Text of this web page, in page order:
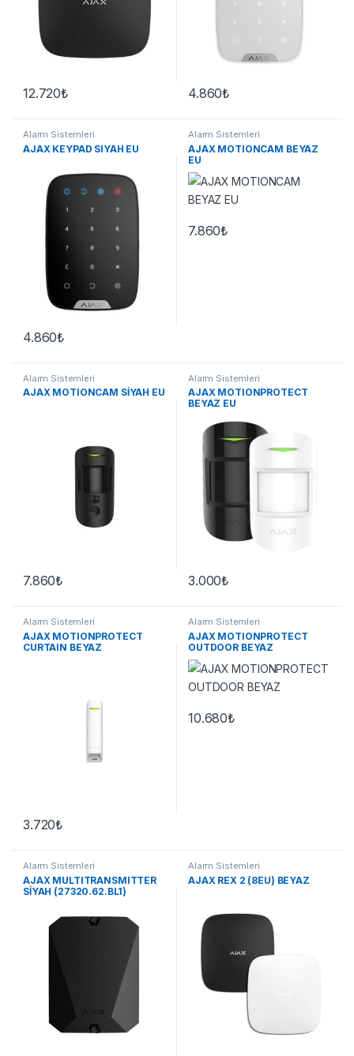
12.720₺ 4.860₺
Alarm Sistemleri
AJAX KEYPAD SIYAH EU
4.860₺
Alarm Sistemleri
AJAX MOTIONCAM BEYAZ
EU
7.860₺
Alarm Sistemleri
AJAX MOTIONCAM SİYAH EU
7.860₺
Alarm Sistemleri
AJAX MOTIONPROTECT
BEYAZ EU
3.000₺
Alarm Sistemleri
AJAX MOTIONPROTECT
CURTAIN BEYAZ
3.720₺
Alarm Sistemleri
AJAX MOTIONPROTECT
OUTDOOR BEYAZ
10.680₺
Alarm Sistemleri
AJAX MULTITRANSMITTER
SİYAH (27320.62.BL1)
Alarm Sistemleri
AJAX REX 2 (8EU) BEYAZ